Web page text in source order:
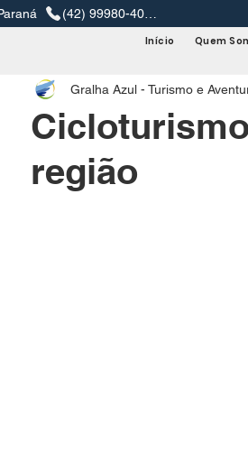
Início Quem
região
Gralha Azul - Turismo e